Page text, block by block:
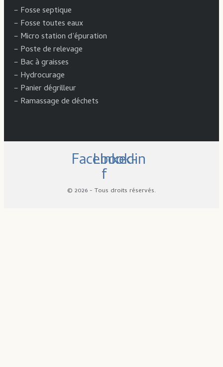
– Fosse septique
– Fosse toutes eaux
– Micro station d’épuration
– Poste de relevage
– Bac à graisses
– Hydrocurage
– Panier dégrilleur
– Ramassage de déchets
Facebook-
f
Linkedin
© 2026 - Tous droits réservés.